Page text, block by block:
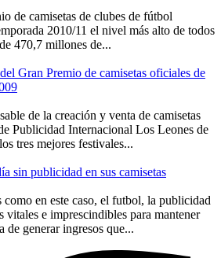
de camisetas de clubes de fútbol
2010/11 el nivel más alto de todos
470,7 millones de...
Gran Premio de camisetas oficiales de
de la creación y venta de camisetas
Publicidad Internacional Los Leones de
tres mejores festivales...
sin publicidad en sus camisetas
en este caso, el futbol, la publicidad
e imprescindibles para mantener
generar ingresos que...